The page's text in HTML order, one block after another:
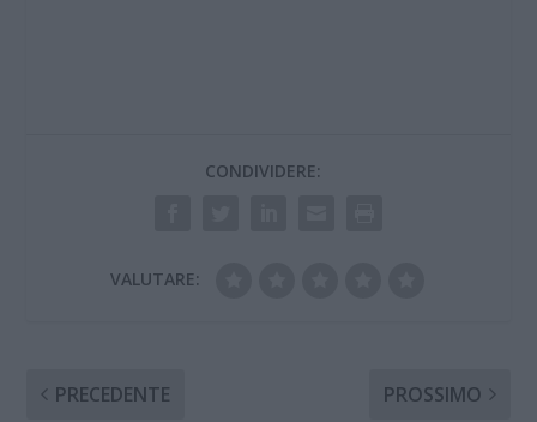
CONDIVIDERE:
VALUTARE:
PRECEDENTE PROSSIMO